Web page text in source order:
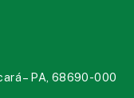
– PA, 68690-000